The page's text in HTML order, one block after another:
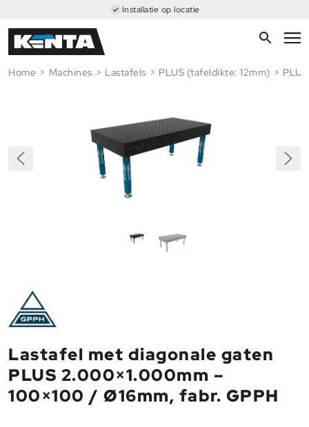
Installatie op locatie
Home > Machines > Lastafels > PLUS (tafeldikte: 12mm) >
Next
Lastafel met diagonale gaten
PLUS 2.000×1.000mm –
100×100 / Ø16mm, fabr. GPPH